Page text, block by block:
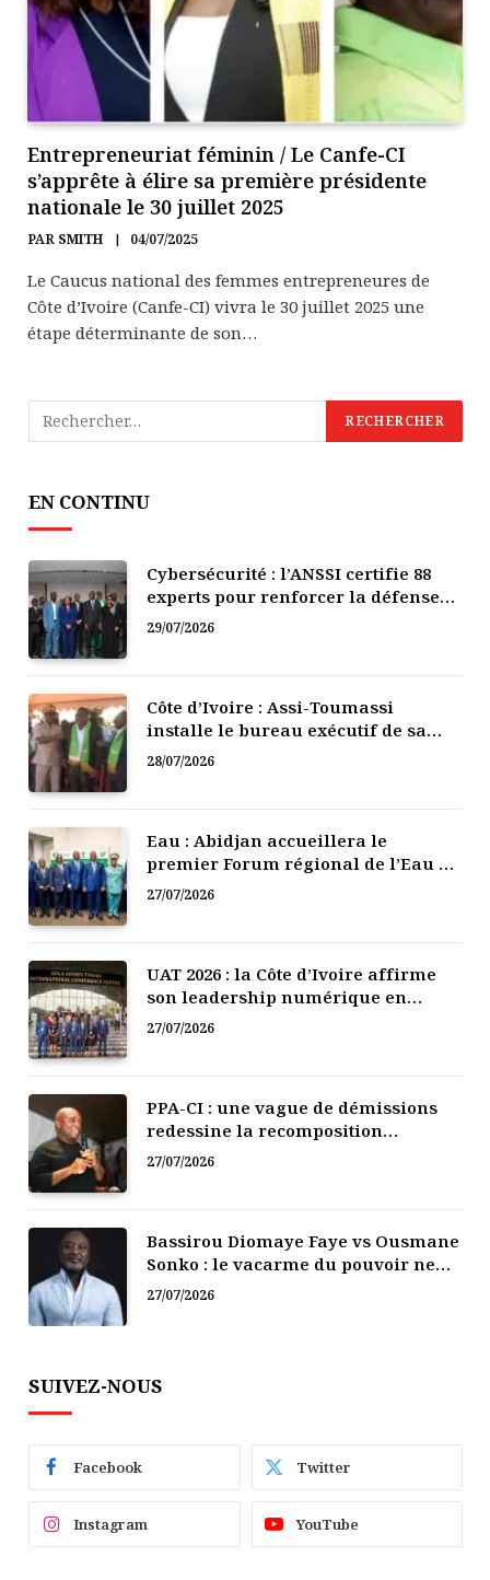
Entrepreneuriat féminin / Le Canfe-CI
s’apprête à élire sa première présidente
nationale le 30 juillet 2025
PAR SMITH 04/07/2025
Le Caucus national des femmes entrepreneures de
Côte d’Ivoire (Canfe-CI) vivra le 30 juillet 2025 une
étape déterminante de son…
EN CONTINU
Cybersécurité : l’ANSSI certifie 88
experts pour renforcer la défense
numérique de la Côte d’Ivoire
29/07/2026
Côte d’Ivoire : Assi-Toumassi
installe le bureau exécutif de sa
mutuelle de développement
28/07/2026
Eau : Abidjan accueillera le
premier Forum régional de l’Eau de
l’Afrique de l’Ouest
27/07/2026
UAT 2026 : la Côte d’Ivoire affirme
son leadership numérique en
Afrique
27/07/2026
PPA-CI : une vague de démissions
redessine la recomposition
politique
27/07/2026
Bassirou Diomaye Faye vs Ousmane
Sonko : le vacarme du pouvoir ne
doit pas faire oublier les liens de la
Fraternité
27/07/2026
SUIVEZ-NOUS
Facebook Twitter
Instagram YouTube